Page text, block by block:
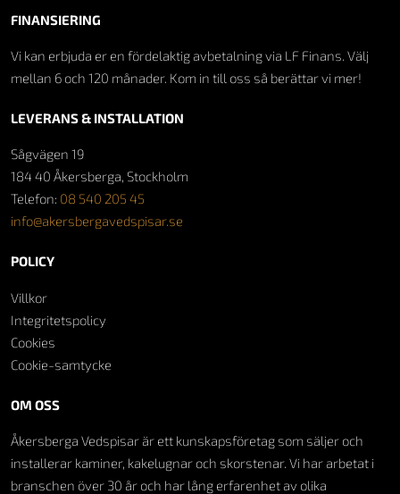
OM OSS
Åkersberga Vedspisar är ett kunskapsföretag som säljer och
installerar kaminer, kakelugnar och skorstenar. Vi har arbetat i
branschen över 30 år och har lång erfarenhet av olika
FINANSIERING
Vi kan erbjuda er en fördelaktig avbetalning via LF Finans. Välj
mellan 6 och 120 månader. Kom in till oss så berättar vi mer!
LEVERANS & INSTALLATION
Sågvägen 19
184 40 Åkersberga, Stockholm
Telefon: 08 540 205 45
info@akersbergavedspisar.se
POLICY
Villkor
Integritetspolicy
Cookies
Cookie-samtycke